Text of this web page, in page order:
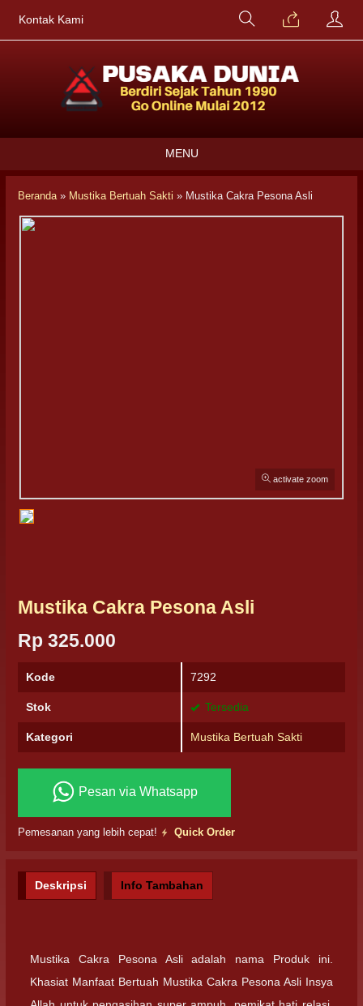
Kontak Kami
MENU
Beranda» Mustika Bertuah Sakti » Mustika Cakra Pesona Asli
activate zoom
Mustika Cakra Pesona Asli
Rp 325.000
Kode 7292
Stok Tersedia
Kategori Mustika Bertuah Sakti
Pesan via Whatsapp
Pemesanan yang lebih cepat! Quick Order
Deskripsi Info Tambahan
Mustika Cakra Pesona Asli adalah nama Produk ini.
Khasiat Manfaat Bertuah Mustika Cakra Pesona Asli Insya